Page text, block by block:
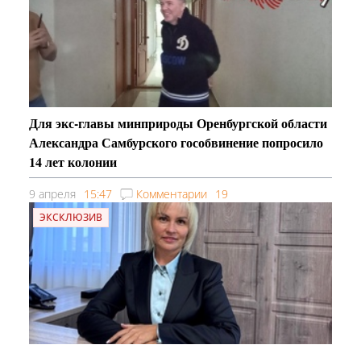
Для экс-главы минприроды Оренбургской области
Александра Самбурского гособвинение попросило
14 лет колонии
9 апреля 15:47 Комментарии 19
ЭКСКЛЮЗИВ